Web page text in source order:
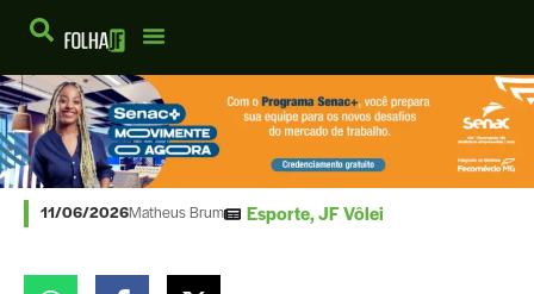
11/06/2026Matheus Brum Esporte,JF Vôlei